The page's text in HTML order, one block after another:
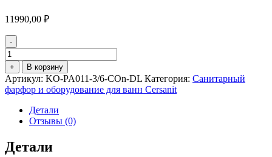
11990,00 ₽
-
Количество
товара
Унитаз
компакт
PARVA
Clean
3/6
DPL
+ В корзину
Артикул: KO-PA011-3/6-COn-DL Категория: Санитарный
фарфор и оборудование для ванн Cersanit
Детали
Отзывы (0)
Детали